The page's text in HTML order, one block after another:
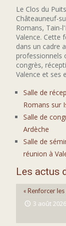
Le Clos du
Châteauneuf-
Romans, Tain-
Valence. Cette
dans un cadre
professionnels
congrès,
Valence et ses
Salle de
Romans sur
Salle de
Ardèche
Salle de
réunion à
Les actus
« Renforcer les
3 août 2026